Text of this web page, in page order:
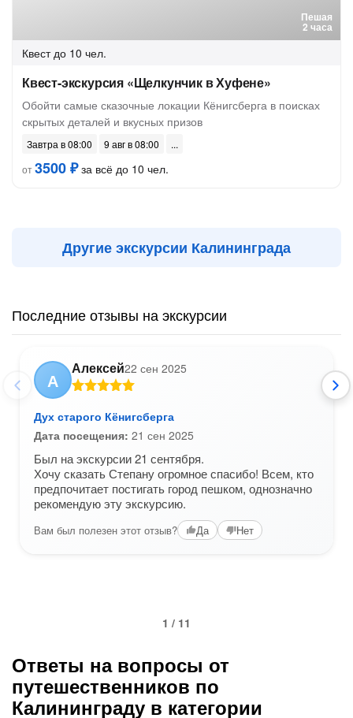
Пешая
2 часа
Квест до 10 чел.
Квест-экскурсия «Щелкунчик в Хуфене»
Обойти самые сказочные локации Кёнигсберга в поисках
скрытых деталей и вкусных призов
Завтра в 08:00
9 авг в 08:00
от3500 ₽за всё до 10 чел.
Другие экскурсии Калининграда
Последние отзывы на экскурсии
А
Алексей22 сен 2025
Дух старого Кёнигсберга
Дата посещения: 21 сен 2025
Был на экскурсии 21 сентября.
Хочу сказать Степану огромное спасибо! Всем, кто
предпочитает постигать город пешком, однозначно
рекомендую эту экскурсию.
Вам был полезен этот отзыв? Да Нет
1 / 11
Ответы на вопросы от
путешественников по
Калининграду в категории